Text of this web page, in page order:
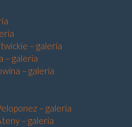
– galeria
– galeria
– galeria
– galeria
– galeria